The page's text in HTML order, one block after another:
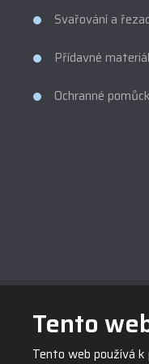
Svařování a
Přídavné
Ochranné
Tento
Tento web používá